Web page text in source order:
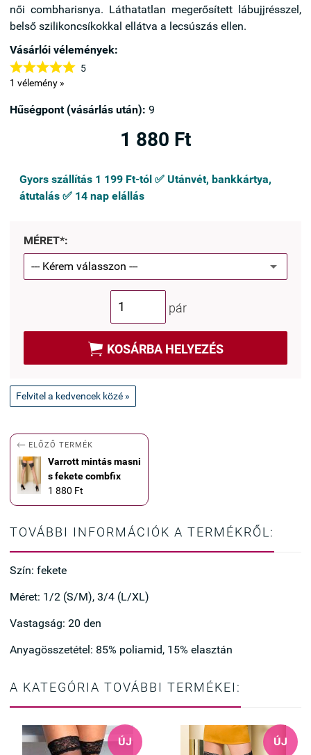
női combharisnya. Láthatatlan megerősített lábujjrésszel,
belső szilikoncsíkokkal ellátva a lecsúszás ellen.
Vásárlói vélemények:
 5
1 vélemény »
Hűségpont (vásárlás után): 9
1 880 Ft
Gyors szállítás 1 199 Ft-tól ✅ Utánvét, bankkártya,
átutalás ✅ 14 nap elállás
MÉRET*:
pár
 KOSÁRBA HELYEZÉS
Felvitel a kedvencek közé »
 ELŐZŐ TERMÉK
Varrott mintás masni
s fekete combfix
1 880 Ft
TOVÁBBI INFORMÁCIÓK A TERMÉKRŐL:
Szín: fekete
Méret: 1/2 (S/M), 3/4 (L/XL)
Vastagság: 20 den
Anyagösszetétel: 85% poliamid, 15% elasztán
A KATEGÓRIA TOVÁBBI TERMÉKEI:
ÚJ ÚJ